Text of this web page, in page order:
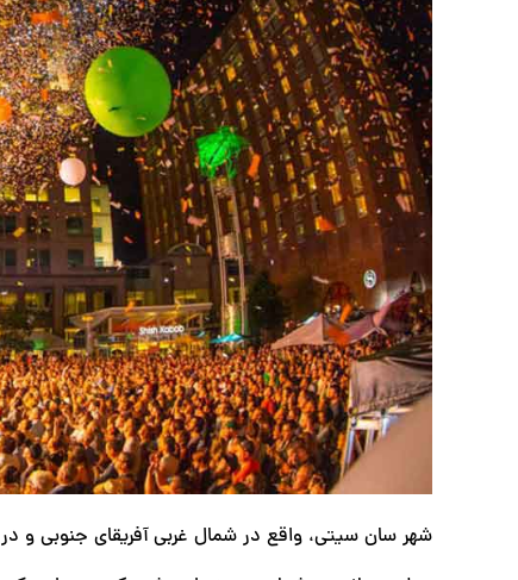
شهر سان سیتی، واقع در شمال غربی آفریقای جنوبی و